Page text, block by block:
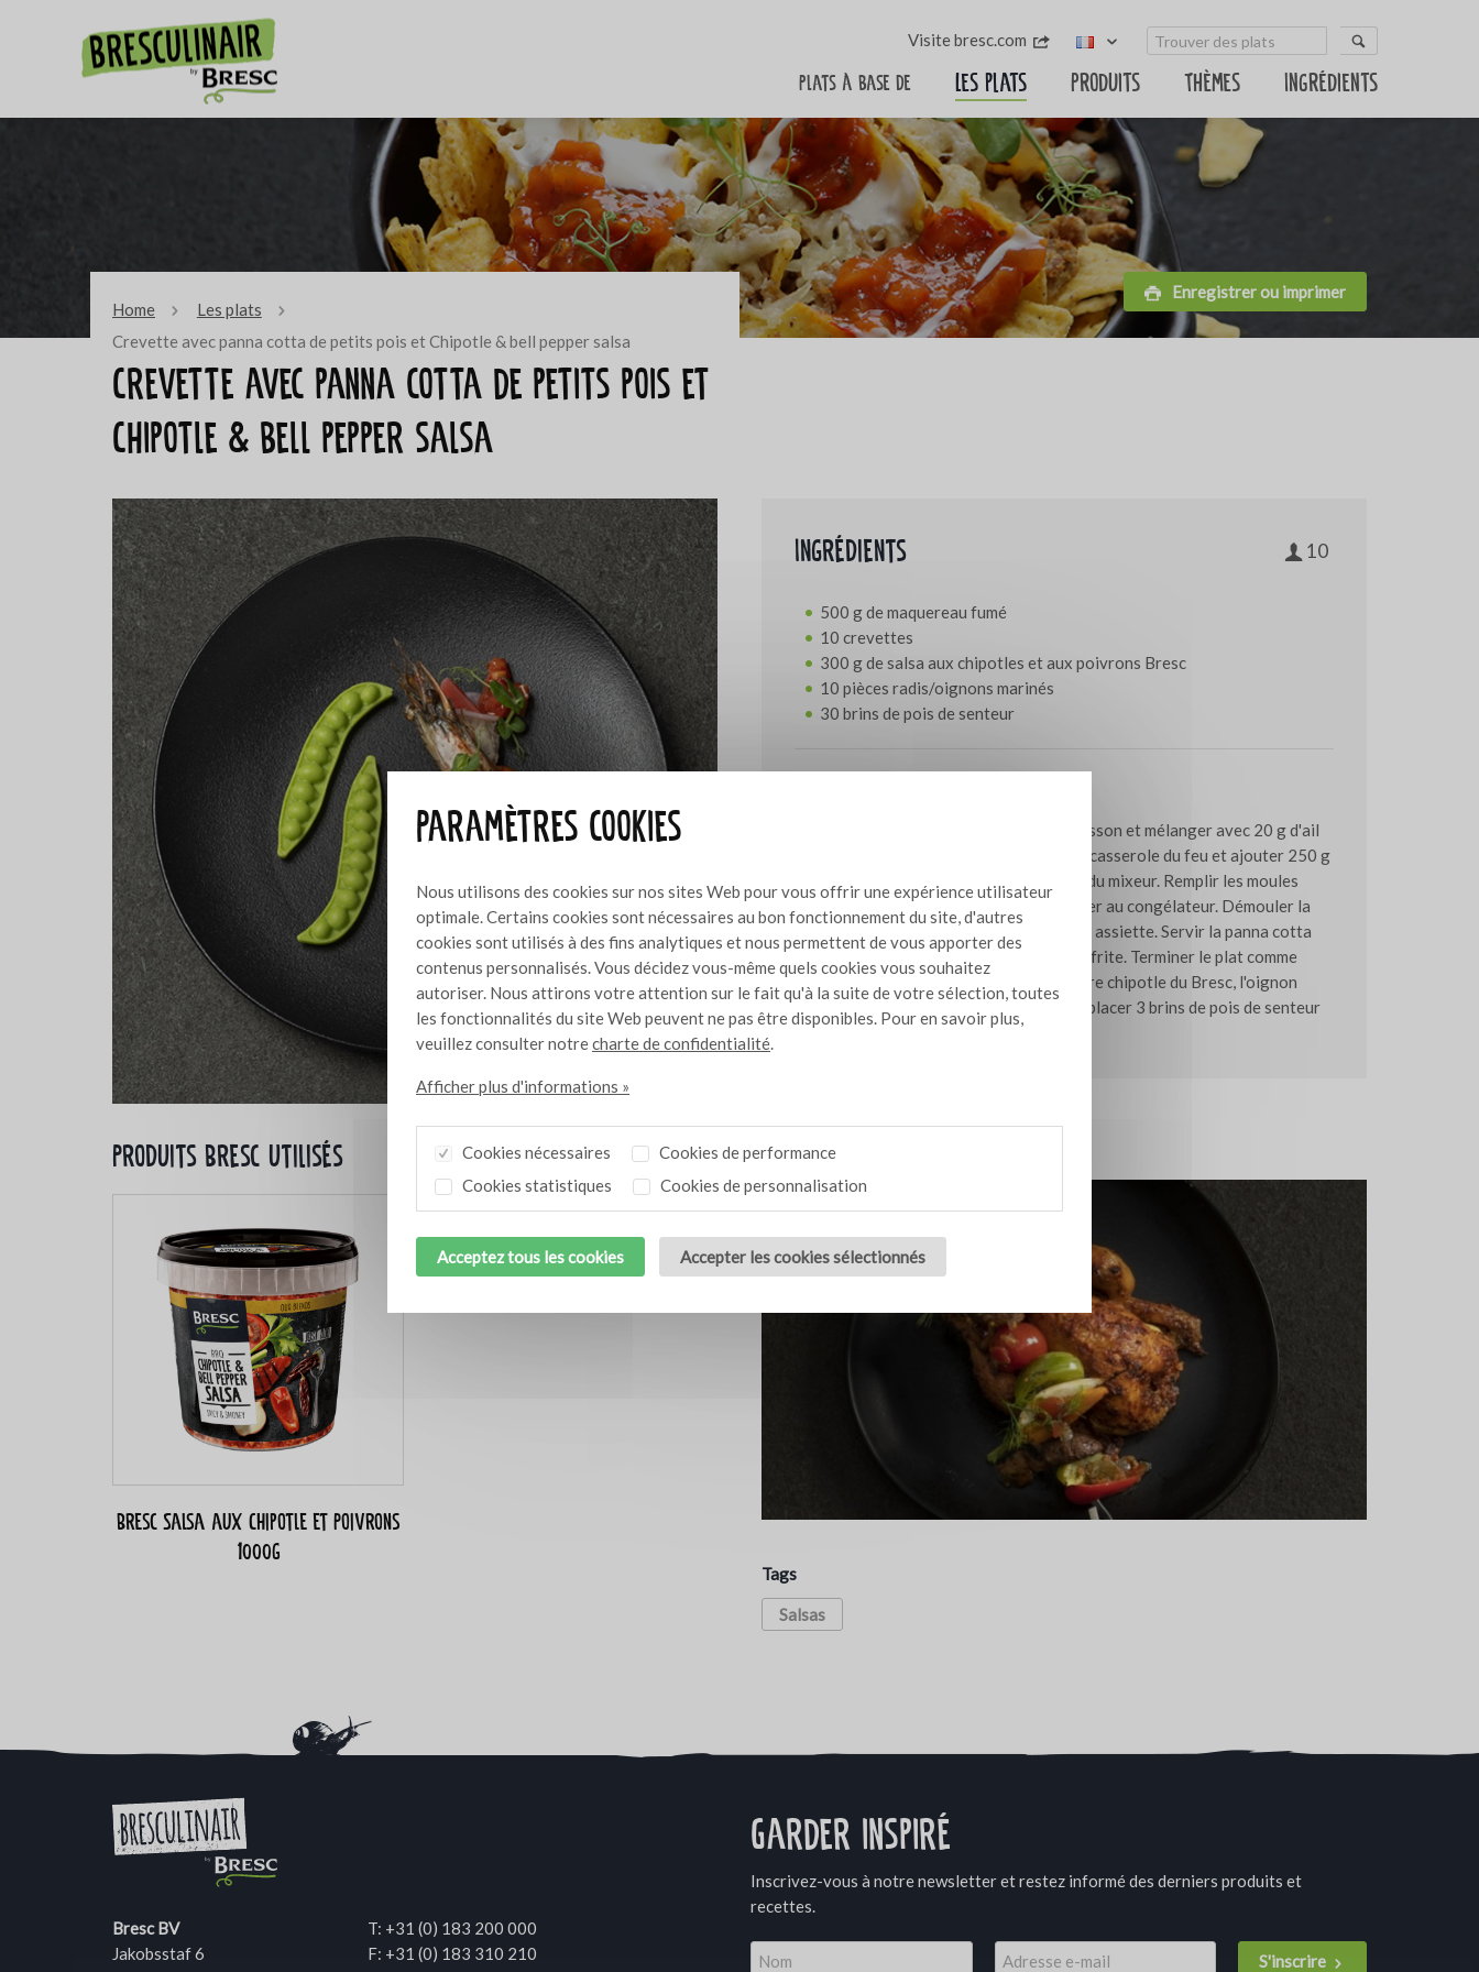
Paramètres cookies
Nous utilisons des cookies sur nos sites Web pour vous offrir une expérience utilisateur
optimale. Certains cookies sont nécessaires au bon fonctionnement du site, d'autres
cookies sont utilisés à des fins analytiques et nous permettent de vous apporter des
contenus personnalisés. Vous décidez vous-même quels cookies vous souhaitez
autoriser. Nous attirons votre attention sur le fait qu'à la suite de votre sélection, toutes
les fonctionnalités du site Web peuvent ne pas être disponibles. Pour en savoir plus,
veuillez consulter notrecharte de confidentialité.
Afficher plus d'informations »
Cookies nécessaires
Cookies de performance
Cookies statistiques
Cookies de personnalisation
Acceptez tous les cookies Accepter les cookies sélectionnés
Visite bresc.com
Plats à base de Les plats Produits Thèmes Ingrédients
Home
Les plats
Crevette avec panna cotta de petits pois et Chipotle & bell pepper salsa
Crevette avec panna cotta de petits pois et
Chipotle & bell pepper salsa
Enregistrer ou imprimer
Produits Bresc utilisés
Bresc Salsa aux Chipotle et Poivrons
1000g
Ingrédients 10
500 g de maquereau fumé
10 crevettes
300 g de salsa aux chipotles et aux poivrons Bresc
10 pièces radis/oignons marinés
30 brins de pois de senteur
Porter à ébullition 250 g de crème de cuisson et mélanger avec 20 g d'ail
fumé Bresc et 4 g d'Agar Agar. Retirer la casserole du feu et ajouter 250 g
de petits pois. et l'homogénéiser à l'aide du mixeur. Remplir les moules
avec le mélange de petits pois et les placer au congélateur. Démouler la
panna cotta congelée et la placer sur une assiette. Servir la panna cotta
avec du maquereau fumé et une crevette frite. Terminer le plat comme
indiqué sur la photo avec la salsa au poivre chipotle du Bresc, l'oignon
mariné et le radis. En guise de garniture, placer 3 brins de pois de senteur
sur le plat.
Thèmes connexes
Tags
Salsas
Bresc BV
Jakobsstaf 6
T: +31 (0) 183 200 000
F: +31 (0) 183 310 210
Garder inspiré
Inscrivez-vous à notre newsletter et restez informé des derniers produits et
recettes.
S'inscrire